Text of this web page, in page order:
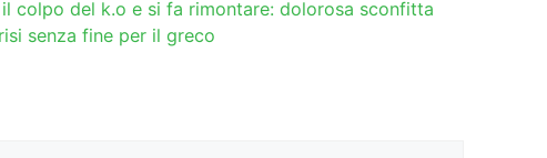
colpo del k.o e si fa rimontare: dolorosa sconfitta
senza fine per il greco